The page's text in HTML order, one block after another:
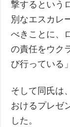
撃するという
別なエスカレ
べきことに、
の責任をウク
び行っている
そして同氏は
おけるプレゼ
した。